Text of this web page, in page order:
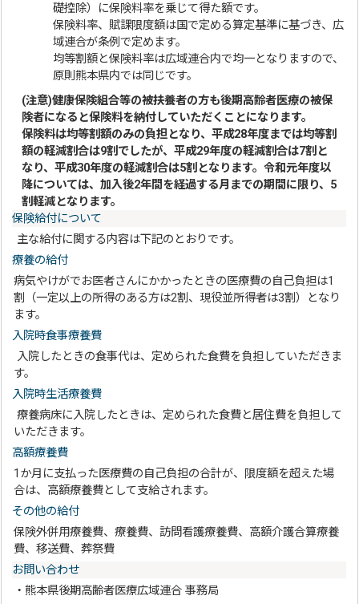
礎控除）に保険料率を乗じて得た額です。
保険料率、賦課限度額は国で定める算定基準に基づき、広
域連合が条例で定めます。
均等割額と保険料率は広域連合内で均一となりますので、
原則熊本県内では同じです。
(注意)健康保険組合等の被扶養者の方も後期高齢者医療の被保
険者になると保険料を納付していただくことになります。
保険料は均等割額のみの負担となり、平成28年度までは均等割
額の軽減割合は9割でしたが、平成29年度の軽減割合は7割と
なり、平成30年度の軽減割合は5割となります。令和元年度以
降については、加入後2年間を経過する月までの期間に限り、5
割軽減となります。
保険給付について
主な給付に関する内容は下記のとおりです。
療養の給付
病気やけがでお医者さんにかかったときの医療費の自己負担は1
割（一定以上の所得のある方は2割、現役並所得者は3割）となり
ます。
入院時食事療養費
入院したときの食事代は、定められた食費を負担していただきま
す。
入院時生活療養費
療養病床に入院したときは、定められた食費と居住費を負担して
いただきます。
高額療養費
1か月に支払った医療費の自己負担の合計が、限度額を超えた場
合は、高額療養費として支給されます。
その他の給付
保険外併用療養費、療養費、訪問看護療養費、高額介護合算療養
費、移送費、葬祭費
お問い合わせ
・熊本県後期高齢者医療広域連合 事務局